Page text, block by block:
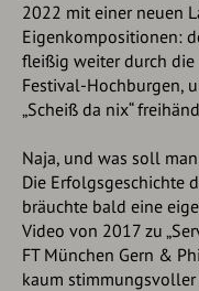
2022 mit einer neuen
Eigenkompositionen:
fleißig weiter durch die
Festival-Hochburgen,
„Scheiß da nix“
Naja, und was soll man
Die Erfolgsgeschichte
bräuchte bald eine
Video von 2017 zu
FT München Gern &
kaum